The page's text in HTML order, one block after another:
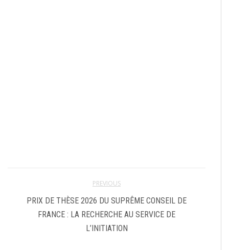
PREVIOUS
PRIX DE THÈSE 2026 DU SUPRÊME CONSEIL DE
FRANCE : LA RECHERCHE AU SERVICE DE
L’INITIATION